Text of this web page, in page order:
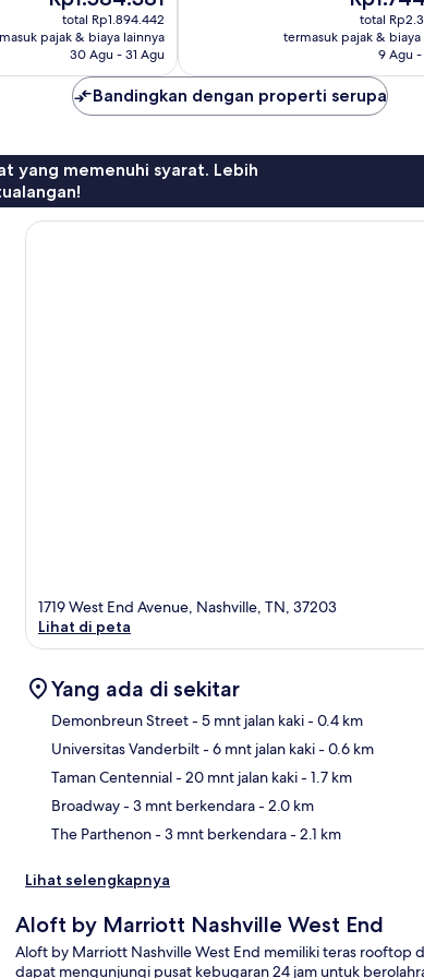
sekarang
Rp1.584.381
total Rp1.894.442
pajak & biaya lainnya
30 Agu - 31 Agu
sekarang
total
termasuk pajak & biaya
9 Agu -
Bandingkan dengan properti serupa
yang memenuhi syarat. Lebih
1719 West End Avenue, Nashville, TN, 37203
Lihat di peta
Yang ada di sekitar
Demonbreun Street- 5 mnt jalan kaki- 0.4 km
Universitas Vanderbilt- 6 mnt jalan kaki- 0.6 km
Taman Centennial- 20 mnt jalan kaki- 1.7 km
Broadway- 3 mnt berkendara- 2.0 km
The Parthenon- 3 mnt berkendara- 2.1 km
Lihat selengkapnya
Aloft by Marriott Nashville West End
Aloft by Marriott Nashville West End memiliki teras rooftop
dapat mengunjungi pusat kebugaran 24 jam untuk